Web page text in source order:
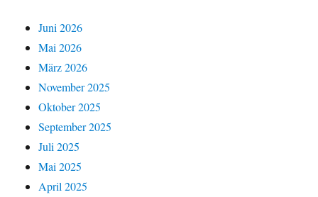
Juni 2026
Mai 2026
März 2026
November 2025
Oktober 2025
September 2025
Juli 2025
Mai 2025
April 2025